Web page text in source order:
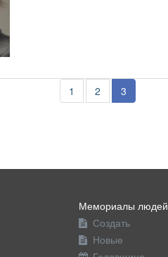
1 2 3
Мемориалы людей
Создать
Новые